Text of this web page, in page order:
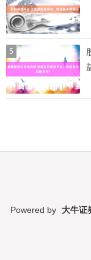
5
Powered by 大牛证